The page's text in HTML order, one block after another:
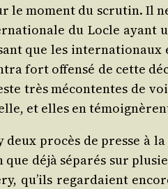
le moment du scru­tin. Il
du Locle ayant
que les inter­na­tio­naux
fort offen­sé de cette
très mécon­tentes de
et elles en
pro­cès de presse à
que déjà sépa­rés sur
qu’ils regar­daient